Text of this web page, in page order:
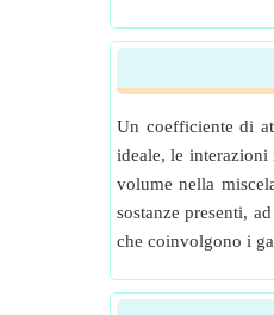
Un coefficiente di
ideale, le interazioni
volume nella
sostanze presenti,
che coinvolgono i